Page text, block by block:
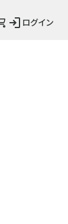
ログイン